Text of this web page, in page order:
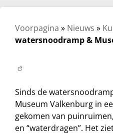
Voorpagina » Nieuws »
watersnoodramp &
Sinds de
Museum Valkenburg in
gekomen van
en “waterdragen”. Het